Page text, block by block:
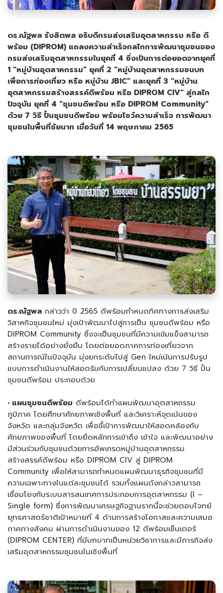
ดร.ณัฐพล รังสิตพล อธิบดีกรมส่งเสริมอุตสาหกรรม หรือ ดี
พร้อม (DIPROM) แถลงความสำเร็จกลไกการพัฒนาชุมชนของ
กรมส่งเสริมอุตสาหกรรมในยุคที่ 4 ซึ่งเป็นการต่อยอดจากยุคที่
1 “หมู่บ้านอุตสาหกรรม” ยุคที่ 2 “หมู่บ้านอุตสาหกรรมชนบท
เพื่อการท่องเที่ยว หรือ หมู่บ้าน JBIC” และยุคที่ 3 “หมู่บ้าน
อุตสาหกรรมสร้างสรรค์ดีพร้อม หรือ DIPROM CIV” สู่กลไก
ปัจจุบัน ยุคที่ 4 “ชุมชนดีพร้อม หรือ DIPROM Community”
ด้วย 7 วิธี ปั้นชุมชนดีพร้อม พร้อมโชว์ความสำเร็จ การพัฒนา
ชุมชนในพื้นที่ชัยนาท เมื่อวันที่ 14 พฤษภาคม 2565
ดร.ณัฐพล กล่าวว่า ปี 2565 ดีพร้อมกำหนดทิศทางการส่งเสริม
วิสาหกิจชุมชนใหม่ มุ่งเป้าพัฒนาไปสู่การเป็น ชุมชนดีพร้อม หรือ
DIPROM Community ซึ่งจะเป็นชุมชนที่มีความเข้มแข็งสามารถ
สร้างรายได้อย่างยั่งยืน โดยต่อยอดภาคการท่องเที่ยวจาก
สถานการณ์ในปัจจุบัน มุ่งยกระดับไปสู่ Gen ใหม่เน้นการปรับรูป
แบบการดำเนินงานให้สอดรับกับการเปลี่ยนแปลง ด้วย 7 วิธี ปั้น
ชุมชนดีพร้อม ประกอบด้วย
• แผนชุมชนดีพร้อม ดีพร้อมได้ทำแผนพัฒนาอุตสาหกรรม
ภูมิภาค โดยศึกษาศักยภาพเชิงพื้นที่ และวิเคราะห์จุดเน้นของ
จังหวัด และกลุ่มจังหวัด เพื่อชี้เป้าการพัฒนาให้สอดคล้องกับ
ศักยภาพของพื้นที่ โดยยึดหลักการเข้าถึง เข้าใจ และพัฒนาอย่าง
มีส่วนร่วมกับชุมชนด้วยการอัพเกรดหมู่บ้านอุตสาหกรรม
สร้างสรรค์ดีพร้อม หรือ DIPROM CIV สู่ DIPROM
Community เพื่อให้สามารถกำหนดแผนพัฒนาธุรกิจชุมชนที่มี
ความเฉพาะทางในแต่ละชุมชนได้ รวมทั้งแผนดังกล่าวสามารถ
เชื่อมโยงกับระบบสารสนเทศการประกอบการอุตสาหกรรม (I –
Single form) ซึ่งการพัฒนาเศรษฐกิจฐานรากนี้จะช่วยตอบโจทย์
ยุทธศาสตร์ชาติเป้าหมายที่ 4 ด้านการสร้างโอกาสและความเสมอ
ภาคทางสังคม ผ่านการดำเนินงานของ 12 ดีพร้อมเซ็นเตอร์
(DIPROM CENTER) ที่มีบทบาทเป็นหน่วยวิชาการและมีภารกิจส่ง
เสริมอุตสาหกรรมชุมชนในเชิงพื้นที่